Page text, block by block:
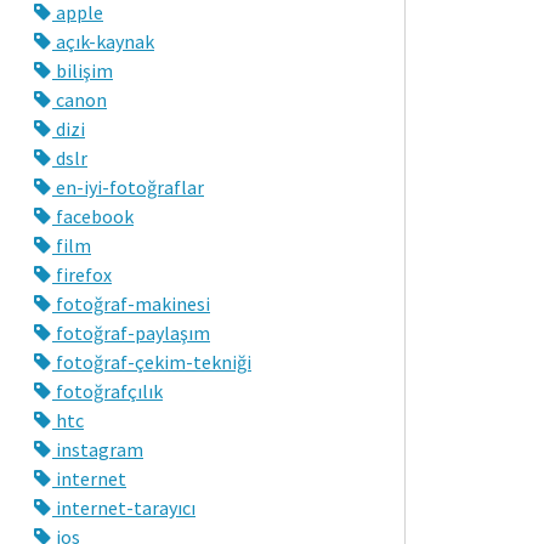
apple
açık-kaynak
bilişim
canon
dizi
dslr
en-iyi-fotoğraflar
facebook
film
firefox
fotoğraf-makinesi
fotoğraf-paylaşım
fotoğraf-çekim-tekniği
fotoğrafçılık
htc
instagram
internet
internet-tarayıcı
ios